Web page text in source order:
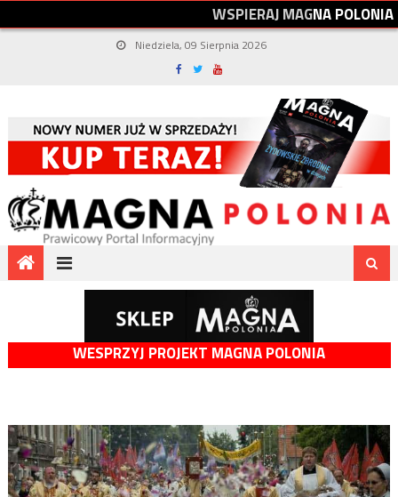
WSPIERAJMAGNAPOLONIA
Niedziela, 09 Sierpnia 2026
WESPRZYJ PROJEKT MAGNA POLONIA